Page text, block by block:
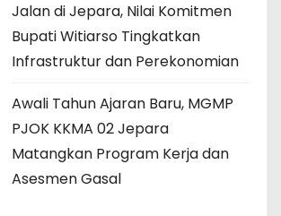
Jalan di Jepara, Nilai Komitmen
Bupati Witiarso Tingkatkan
Infrastruktur dan Perekonomian
Awali Tahun Ajaran Baru, MGMP
PJOK KKMA 02 Jepara
Matangkan Program Kerja dan
Asesmen Gasal